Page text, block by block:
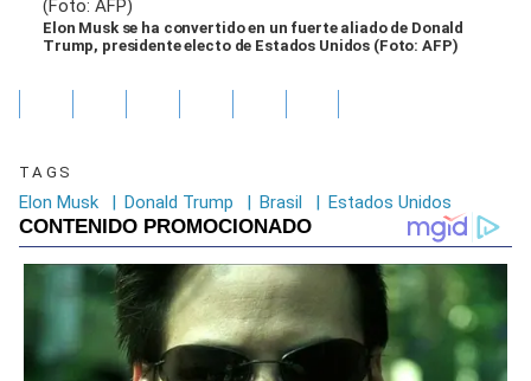
Elon Musk se ha convertido en un fuerte aliado de Donald
Trump, presidente electo de Estados Unidos (Foto: AFP)
TAGS
Elon Musk | Donald Trump | Brasil | Estados Unidos